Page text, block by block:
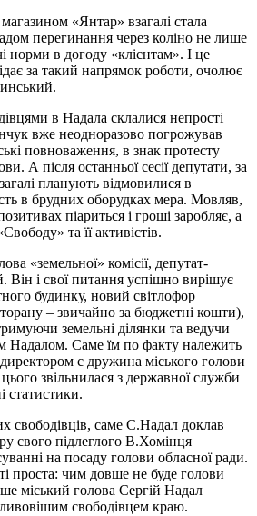
«Янтар» взагалі стала
перегинання через коліно не лише
норми в догоду «клієнтам». І це
за такий напрямок роботи, очолює
в Надала склалися непрості
вже неодноразово погрожував
повноваження, в знак протесту
А після останньої сесії депутати, за
планують відмовилися в
в брудних оборудках мера. Мовляв,
піариться і гроші заробляє, а
та її активістів.
«земельної» комісії, депутат-
Він і свої питання успішно вирішує
будинку, новий світлофор
– звичайно за бюджетні кошти),
земельні ділянки та ведучи
Надалом. Саме їм по факту належить
є дружина міського голови
звільнилася з державної служби
статистики.
свободівців, саме С.Надал доклав
свого підлеглого В.Хомінця
на посаду голови обласної ради.
проста: чим довше не буде голови
міський голова Сергій Надал
свободівцем краю.